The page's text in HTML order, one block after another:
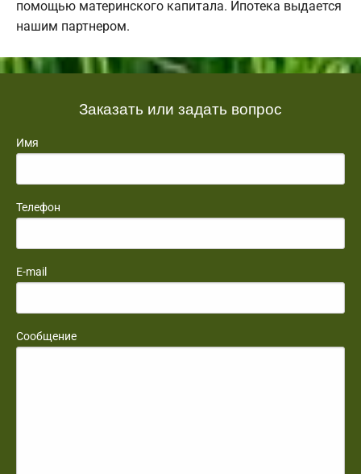
помощью материнского капитала. Ипотека выдается
нашим партнером.
Заказать или задать вопрос
Имя
Телефон
E-mail
Сообщение